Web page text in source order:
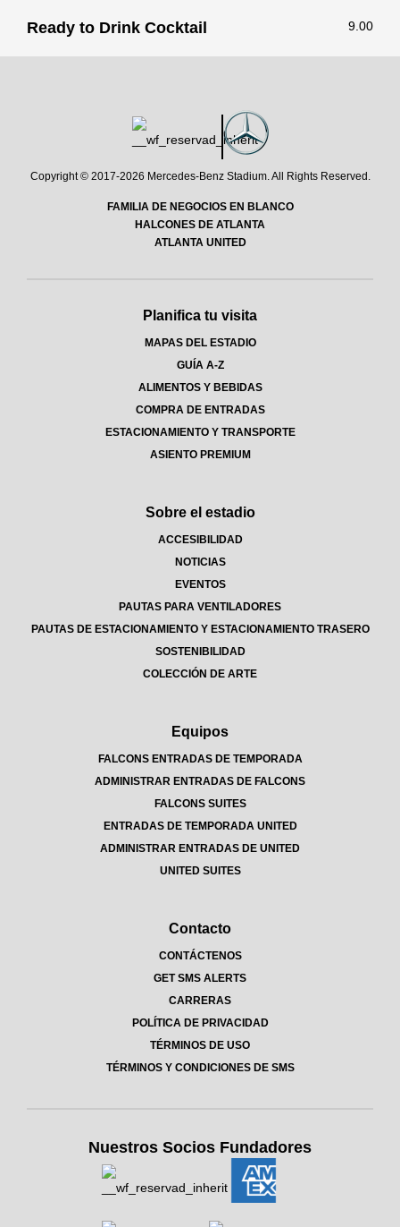
Ready to Drink Cocktail 9.00
Copyright © 2017-2026 Mercedes-Benz Stadium. All Rights Reserved.
FAMILIA DE NEGOCIOS EN BLANCO
HALCONES DE ATLANTA
ATLANTA UNITED
Planifica tu visita
MAPAS DEL ESTADIO
GUÍA A-Z
ALIMENTOS Y BEBIDAS
COMPRA DE ENTRADAS
ESTACIONAMIENTO Y TRANSPORTE
ASIENTO PREMIUM
Sobre el estadio
ACCESIBILIDAD
NOTICIAS
EVENTOS
PAUTAS PARA VENTILADORES
PAUTAS DE ESTACIONAMIENTO Y ESTACIONAMIENTO TRASERO
SOSTENIBILIDAD
COLECCIÓN DE ARTE
Equipos
FALCONS ENTRADAS DE TEMPORADA
ADMINISTRAR ENTRADAS DE FALCONS
FALCONS SUITES
ENTRADAS DE TEMPORADA UNITED
ADMINISTRAR ENTRADAS DE UNITED
UNITED SUITES
Contacto
CONTÁCTENOS
GET SMS ALERTS
CARRERAS
POLÍTICA DE PRIVACIDAD
TÉRMINOS DE USO
TÉRMINOS Y CONDICIONES DE SMS
Nuestros Socios Fundadores